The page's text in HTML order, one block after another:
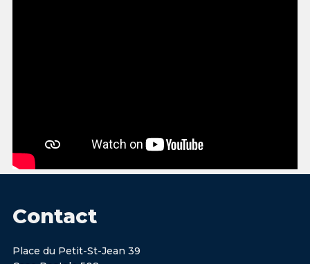
Contact
Place du Petit-St-Jean 39